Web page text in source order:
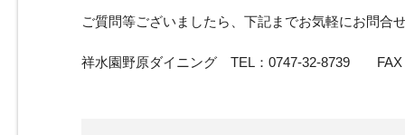
ご質問等ございましたら、下記までお気軽にお問合
祥水園野原ダイニング TEL：0747-32-8739 FAX